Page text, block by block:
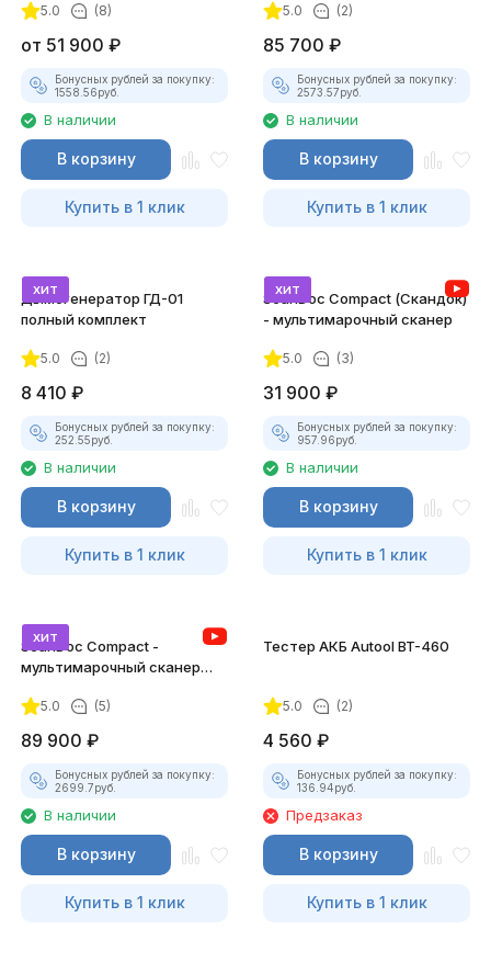
5.0 (8)
от 51 900 ₽
Бонусных рублей за покупку:
1558.56руб.
В наличии
В корзину
Купить в 1 клик
5.0 (2)
85 700 ₽
Бонусных рублей за покупку:
2573.57руб.
В наличии
В корзину
Купить в 1 клик
хит
Дымогенератор ГД-01
полный комплект
5.0 (2)
8 410 ₽
Бонусных рублей за покупку:
252.55руб.
В наличии
В корзину
Купить в 1 клик
хит
ScanDoc Compact (Скандок)
- мультимарочный сканер
5.0 (3)
31 900 ₽
Бонусных рублей за покупку:
957.96руб.
В наличии
В корзину
Купить в 1 клик
хит
ScanDoc Compact -
мультимарочный сканер
5.0 (5)
89 900 ₽
Бонусных рублей за покупку:
2699.7руб.
В наличии
В корзину
Купить в 1 клик
Тестер АКБ Autool BT-460
5.0 (2)
4 560 ₽
Бонусных рублей за покупку:
136.94руб.
Предзаказ
В корзину
Купить в 1 клик